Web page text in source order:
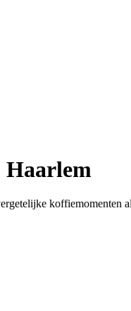
Haarlem
koffiemomenten